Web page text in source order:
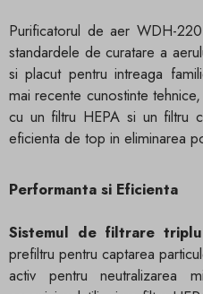
Purificatorul de aer WDH-
standardele de curatare a
si placut pentru intreaga
mai recente cunostinte
cu un filtru HEPA si un filtru
eficienta de top in eliminarea
Performanta si Eficienta
Sistemul de filtrare triplu
prefiltru pentru captarea
activ pentru neutralizarea